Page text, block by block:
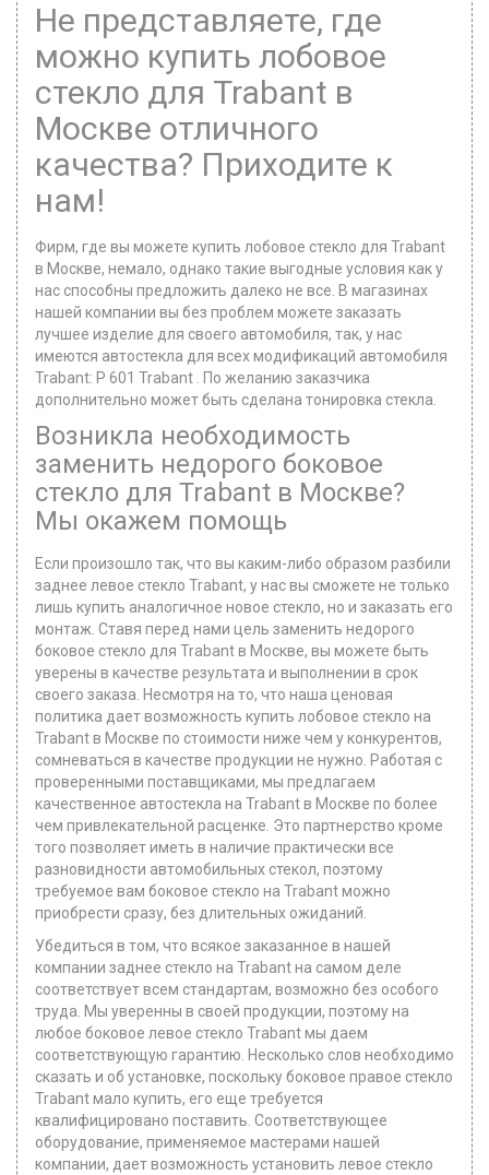
Не представляете, где
можно купить лобовое
стекло для Trabant в
Москве отличного
качества? Приходите к
нам!
Фирм, где вы можете купить лобовое стекло для Trabant
в Москве, немало, однако такие выгодные условия как у
нас способны предложить далеко не все. В магазинах
нашей компании вы без проблем можете заказать
лучшее изделие для своего автомобиля, так, у нас
имеются автостекла для всех модификаций автомобиля
Trabant: P 601 Trabant . По желанию заказчика
дополнительно может быть сделана тонировка стекла.
Возникла необходимость
заменить недорого боковое
стекло для Trabant в Москве?
Мы окажем помощь
Если произошло так, что вы каким-либо образом разбили
заднее левое стекло Trabant, у нас вы сможете не только
лишь купить аналогичное новое стекло, но и заказать его
монтаж. Ставя перед нами цель заменить недорого
боковое стекло для Trabant в Москве, вы можете быть
уверены в качестве результата и выполнении в срок
своего заказа. Несмотря на то, что наша ценовая
политика дает возможность купить лобовое стекло на
Trabant в Москве по стоимости ниже чем у конкурентов,
сомневаться в качестве продукции не нужно. Работая с
проверенными поставщиками, мы предлагаем
качественное автостекла на Trabant в Москве по более
чем привлекательной расценке. Это партнерство кроме
того позволяет иметь в наличие практически все
разновидности автомобильных стекол, поэтому
требуемое вам боковое стекло на Trabant можно
приобрести сразу, без длительных ожиданий.
Убедиться в том, что всякое заказанное в нашей
компании заднее стекло на Trabant на самом деле
соответствует всем стандартам, возможно без особого
труда. Мы уверенны в своей продукции, поэтому на
любое боковое левое стекло Trabant мы даем
соответствующую гарантию. Несколько слов необходимо
сказать и об установке, поскольку боковое правое стекло
Trabant мало купить, его еще требуется
квалифицировано поставить. Соответствующее
оборудование, применяемое мастерами нашей
компании, дает возможность установить левое стекло